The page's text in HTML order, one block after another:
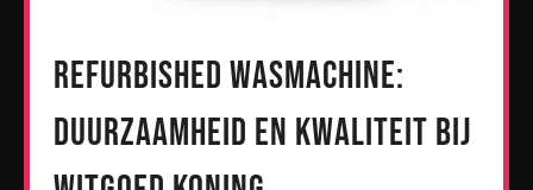
Refurbished Wasmachine:
Duurzaamheid en Kwaliteit bij